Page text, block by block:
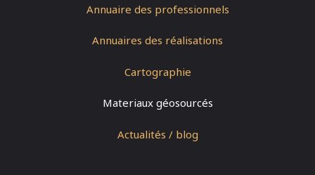
Annuaire des professionnels
Annuaires des réalisations
Cartographie
Materiaux géosourcés
Actualités / blog